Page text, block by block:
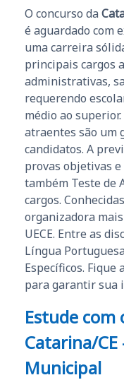
O concurso da
é aguardado com
uma carreira
principais cargos
administrativas,
requerendo
médio ao superior.
atraentes são um
candidatos. A
provas objetivas
também Teste de
cargos.
organizadora
UECE. Entre as
Língua
Específicos.
para garantir sua
Estude com
Catarina/
Municipal